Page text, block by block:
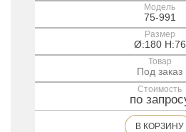
Модель
75-991
Размер
Ø:180 H:76
Товар
Под заказ
Стоимость
по
В КОРЗИНУ